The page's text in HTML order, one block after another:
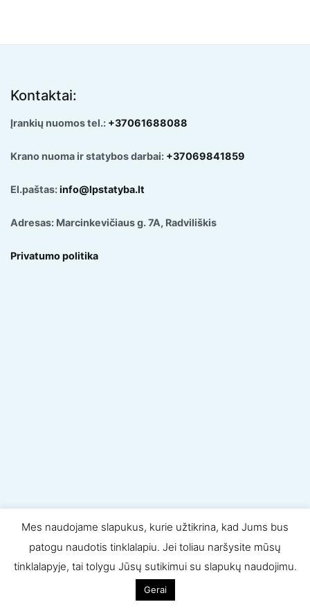
Kontaktai:
Įrankių nuomos tel.: +37061688088
Krano nuoma ir statybos darbai: +37069841859
El.paštas:info@lpstatyba.lt
Adresas: Marcinkevičiaus g. 7A, Radviliškis
Privatumo politika
Visos teisės saugomos © 2020LP statyba
. Sprendimas:
SEOcandy
Mes naudojame slapukus, kurie užtikrina, kad Jums bus
patogu naudotis tinklalapiu. Jei toliau naršysite mūsų
tinklalapyje, tai tolygu Jūsų sutikimui su slapukų naudojimu.
Gerai